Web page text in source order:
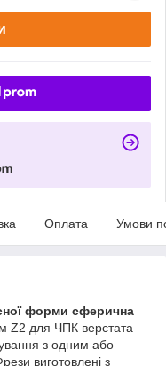
Оплата Умови
форми сферична
для ЧПК верстата —
з одним або
виготовлені з